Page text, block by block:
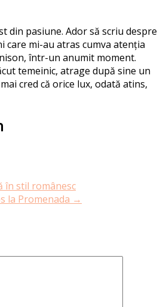
din pasiune. Ador să scriu despre
care mi-au atras cumva atenția
într-un anumit moment.
temeinic, atrage după sine un
cred că orice lux, odată atins,
în stil românesc
la Promenada →